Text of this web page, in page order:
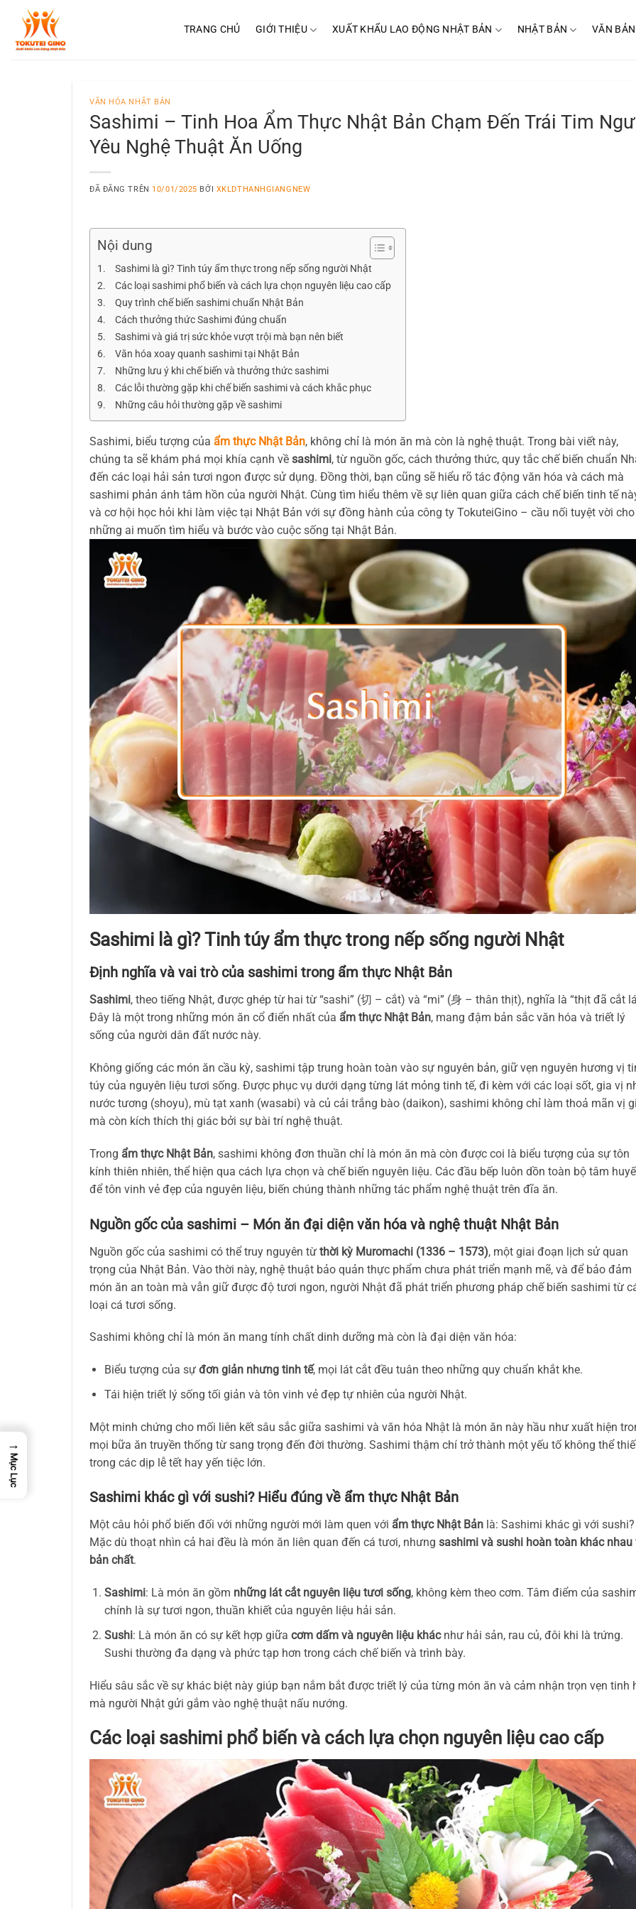
Chuyển
TRANG CHỦ GIỚI THIỆU XUẤT KHẨU LAO ĐỘNG NHẬT BẢN NHẬT BẢN VĂN BẢN
VĂN HÓA NHẬT BẢN
Sashimi – Tinh Hoa Ẩm Thực Nhật Bản Chạm Đến Trái Tim
Yêu Nghệ Thuật Ăn Uống
ĐÃ ĐĂNG TRÊN 10/01/2025 BỞI XKLDTHANHGIANGNEW
Nội dung
Sashimi là gì? Tinh túy ẩm thực trong nếp sống người Nhật
Các loại sashimi phổ biến và cách lựa chọn nguyên liệu cao cấp
Quy trình chế biến sashimi chuẩn Nhật Bản
Cách thưởng thức Sashimi đúng chuẩn
Sashimi và giá trị sức khỏe vượt trội mà bạn nên biết
Văn hóa xoay quanh sashimi tại Nhật Bản
Những lưu ý khi chế biến và thưởng thức sashimi
Các lỗi thường gặp khi chế biến sashimi và cách khắc phục
Những câu hỏi thường gặp về sashimi
Sashimi, biểu tượng của ẩm thực Nhật Bản, không chỉ là món ăn mà còn là nghệ thuật. Trong bài viết này,
chúng ta sẽ khám phá mọi khía cạnh về sashimi, từ nguồn gốc, cách thưởng thức, quy tắc chế biến chuẩn
đến các loại hải sản tươi ngon được sử dụng. Đồng thời, bạn cũng sẽ hiểu rõ tác động văn hóa và cách mà
sashimi phản ánh tâm hồn của người Nhật. Cùng tìm hiểu thêm về sự liên quan giữa cách chế biến tinh tế
và cơ hội học hỏi khi làm việc tại Nhật Bản với sự đồng hành của công ty TokuteiGino – cầu nối tuyệt vời cho
những ai muốn tìm hiểu và bước vào cuộc sống tại Nhật Bản.
Sashimi là gì? Tinh túy ẩm thực trong nếp sống người Nhật
Định nghĩa và vai trò của sashimi trong ẩm thực Nhật Bản
Sashimi, theo tiếng Nhật, được ghép từ hai từ “sashi” (切 – cắt) và “mi” (身 – thân thịt), nghĩa là “thịt đã cắt
Đây là một trong những món ăn cổ điển nhất của ẩm thực Nhật Bản, mang đậm bản sắc văn hóa và triết lý
sống của người dân đất nước này.
Không giống các món ăn cầu kỳ, sashimi tập trung hoàn toàn vào sự nguyên bản, giữ vẹn nguyên hương vị
túy của nguyên liệu tươi sống. Được phục vụ dưới dạng từng lát mỏng tinh tế, đi kèm với các loại sốt, gia vị
nước tương (shoyu), mù tạt xanh (wasabi) và củ cải trắng bào (daikon), sashimi không chỉ làm thoả mãn vị
mà còn kích thích thị giác bởi sự bài trí nghệ thuật.
Trong ẩm thực Nhật Bản, sashimi không đơn thuần chỉ là món ăn mà còn được coi là biểu tượng của sự tôn
kính thiên nhiên, thể hiện qua cách lựa chọn và chế biến nguyên liệu. Các đầu bếp luôn dồn toàn bộ tâm
để tôn vinh vẻ đẹp của nguyên liệu, biến chúng thành những tác phẩm nghệ thuật trên đĩa ăn.
Nguồn gốc của sashimi – Món ăn đại diện văn hóa và nghệ thuật Nhật Bản
Nguồn gốc của sashimi có thể truy nguyên từ thời kỳ Muromachi (1336 – 1573), một giai đoạn lịch sử quan
trọng của Nhật Bản. Vào thời này, nghệ thuật bảo quản thực phẩm chưa phát triển mạnh mẽ, và để bảo đảm
món ăn an toàn mà vẫn giữ được độ tươi ngon, người Nhật đã phát triển phương pháp chế biến sashimi từ
loại cá tươi sống.
Sashimi không chỉ là món ăn mang tính chất dinh dưỡng mà còn là đại diện văn hóa:
Biểu tượng của sự đơn giản nhưng tinh tế, mọi lát cắt đều tuân theo những quy chuẩn khắt khe.
Tái hiện triết lý sống tối giản và tôn vinh vẻ đẹp tự nhiên của người Nhật.
Một minh chứng cho mối liên kết sâu sắc giữa sashimi và văn hóa Nhật là món ăn này hầu như xuất hiện
mọi bữa ăn truyền thống từ sang trọng đến đời thường. Sashimi thậm chí trở thành một yếu tố không thể
trong các dịp lễ tết hay yến tiệc lớn.
Sashimi khác gì với sushi? Hiểu đúng về ẩm thực Nhật Bản
Một câu hỏi phổ biến đối với những người mới làm quen với ẩm thực Nhật Bản là: Sashimi khác gì với sushi?
Mặc dù thoạt nhìn cả hai đều là món ăn liên quan đến cá tươi, nhưng sashimi và sushi hoàn toàn khác nhau
bản chất.
Sashimi: Là món ăn gồm những lát cắt nguyên liệu tươi sống, không kèm theo cơm. Tâm điểm của
chính là sự tươi ngon, thuần khiết của nguyên liệu hải sản.
Sushi: Là món ăn có sự kết hợp giữa cơm dấm và nguyên liệu khácnhư hải sản, rau củ, đôi khi là trứng.
Sushi thường đa dạng và phức tạp hơn trong cách chế biến và trình bày.
Hiểu sâu sắc về sự khác biệt này giúp bạn nắm bắt được triết lý của từng món ăn và cảm nhận trọn vẹn tinh
mà người Nhật gửi gắm vào nghệ thuật nấu nướng.
Các loại sashimi phổ biến và cách lựa chọn nguyên liệu cao cấp
→
Mục Lục